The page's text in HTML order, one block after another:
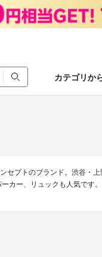
カテゴリか
セプトのブランド。渋谷・
カー、リュックも人気です